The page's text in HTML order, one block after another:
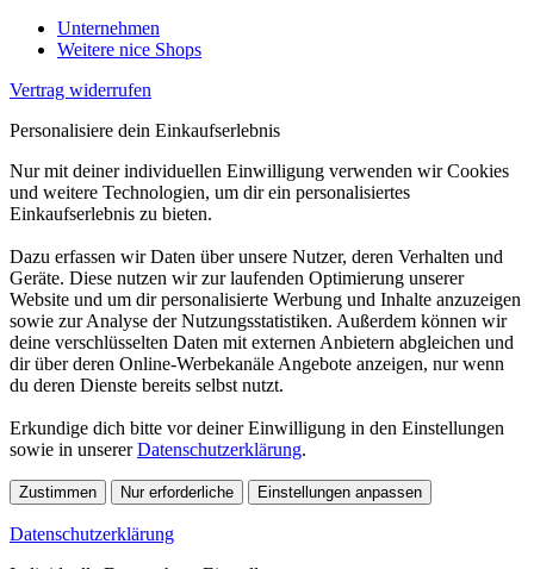
Unternehmen
Weitere nice Shops
Vertrag widerrufen
Personalisiere dein Einkaufserlebnis
Nur mit deiner individuellen Einwilligung verwenden wir Cookies
und weitere Technologien, um dir ein personalisiertes
Einkaufserlebnis zu bieten.
Dazu erfassen wir Daten über unsere Nutzer, deren Verhalten und
Geräte. Diese nutzen wir zur laufenden Optimierung unserer
Website und um dir personalisierte Werbung und Inhalte anzuzeigen
sowie zur Analyse der Nutzungsstatistiken. Außerdem können wir
deine verschlüsselten Daten mit externen Anbietern abgleichen und
dir über deren Online-Werbekanäle Angebote anzeigen, nur wenn
du deren Dienste bereits selbst nutzt.
Erkundige dich bitte vor deiner Einwilligung in den Einstellungen
sowie in unsererDatenschutzerklärung.
Zustimmen Nur erforderliche Einstellungen anpassen
Datenschutzerklärung